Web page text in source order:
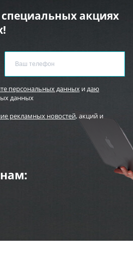
акциях
персональных данныхидаю
данных
рекламных новостей, акций и